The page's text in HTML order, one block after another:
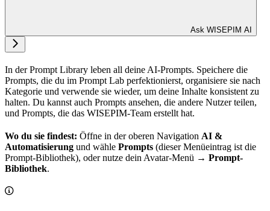
Ask WISEPIM AI
In der Prompt Library leben all deine AI-Prompts. Speichere die
Prompts, die du im Prompt Lab perfektionierst, organisiere sie nach
Kategorie und verwende sie wieder, um deine Inhalte konsistent zu
halten. Du kannst auch Prompts ansehen, die andere Nutzer teilen,
und Prompts, die das WISEPIM-Team erstellt hat.
Wo du sie findest: Öffne in der oberen Navigation AI &
Automatisierung und wähle Prompts (dieser Menüeintrag ist die
Prompt-Bibliothek), oder nutze dein Avatar-Menü → Prompt-
Bibliothek.